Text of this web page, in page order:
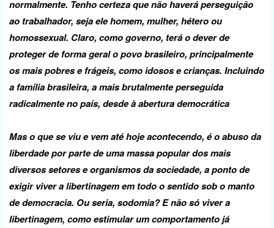
normalmente. Tenho certeza que não haverá perseguição
ao trabalhador, seja ele homem, mulher, hétero ou
homossexual. Claro, como governo, terá o dever de
proteger de forma geral o povo brasileiro, principalmente
os mais pobres e frágeis, como idosos e crianças. Incluindo
a família brasileira, a mais brutalmente perseguida
radicalmente no país, desde à abertura democrática
Mas o que se viu e vem até hoje acontecendo, é o abuso da
liberdade por parte de uma massa popular dos mais
diversos setores e organismos da sociedade, a ponto de
exigir viver a libertinagem em todo o sentido sob o manto
de democracia. Ou seria, sodomia? E não só viver a
libertinagem, como estimular um comportamento já